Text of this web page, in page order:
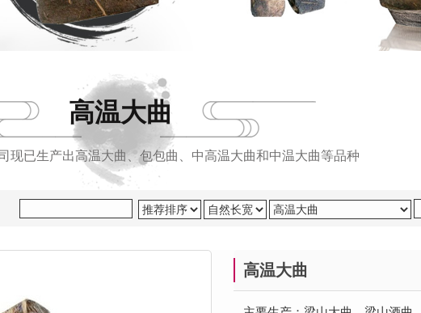
高温大曲
现已生产出高温大曲、包包曲、中高温大曲和中温大曲等品种
高温大曲